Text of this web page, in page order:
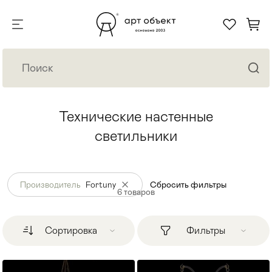
Технические настенные
светильники
Производитель Fortuny Сбросить фильтры
6товаров
Сортировка Фильтры